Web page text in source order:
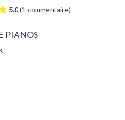
5.0(1 commentaire)
PIANOS